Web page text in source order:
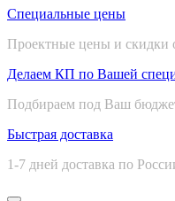
Специальные цены
Проектные цены и скидки
Делаем КП по Вашей
Подбираем под Ваш
Быстрая доставка
1-7 дней доставка по